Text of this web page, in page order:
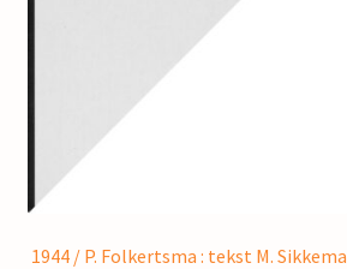
1944 / P. Folkertsma : tekst M. Sikkema